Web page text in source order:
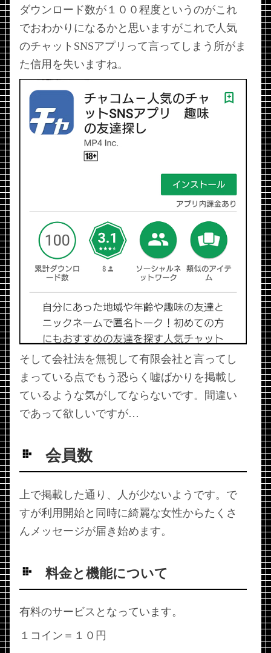
ダウンロード数が１００程度というのがこれ
でおわかりになるかと思いますがこれで人気
のチャットSNSアプリって言ってしまう所がま
た信用を失いますね。
そして会社法を無視して有限会社と言ってし
まっている点でもう恐らく嘘ばかりを掲載し
ているような気がしてならないです。間違い
であって欲しいですが…
会員数
上で掲載した通り、人が少ないようです。で
すが利用開始と同時に綺麗な女性からたくさ
んメッセージが届き始めます。
料金と機能について
有料のサービスとなっています。
１コイン＝１０円